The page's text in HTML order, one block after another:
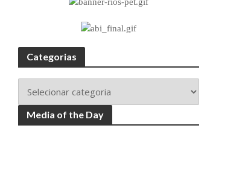
Categorias
Media of the Day